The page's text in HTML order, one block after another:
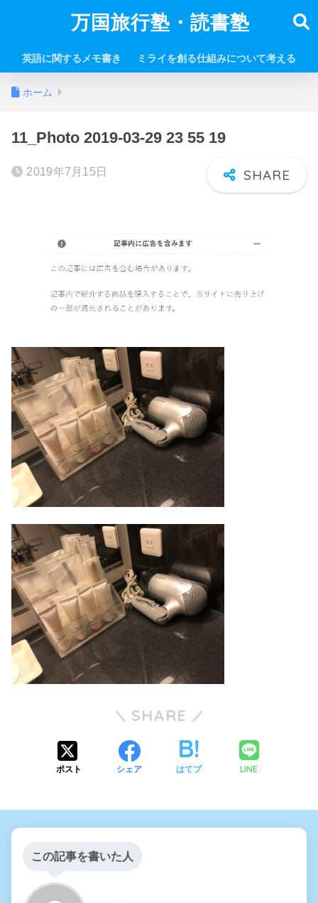
万国旅行塾・読書塾
英語に関するメモ書き ミライを創る仕組みについて考える
ホーム
11_Photo 2019-03-29 23 55 19
2019年7月15日
SHARE
ポスト シェア はてブ LINE
この記事を書いた人